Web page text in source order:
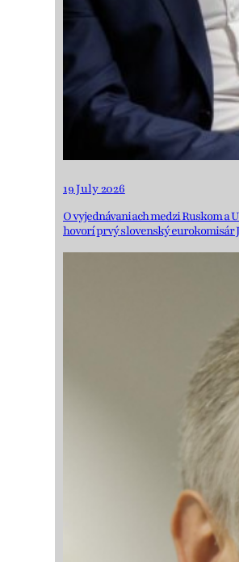
19 July 2026
O vyjednávaniach medzi Ruskom a
hovorí prvý slovenský eurokomisár